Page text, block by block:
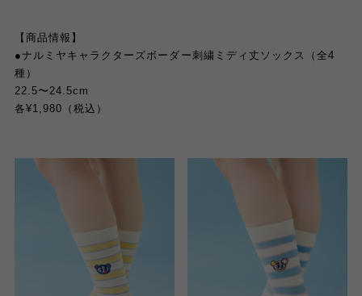
【商品情報】
●ナルミヤキャラクターズボーダー刺繍ミディ丈ソックス（全4
種）
22.5〜24.5cm
各¥1,980 （税込）